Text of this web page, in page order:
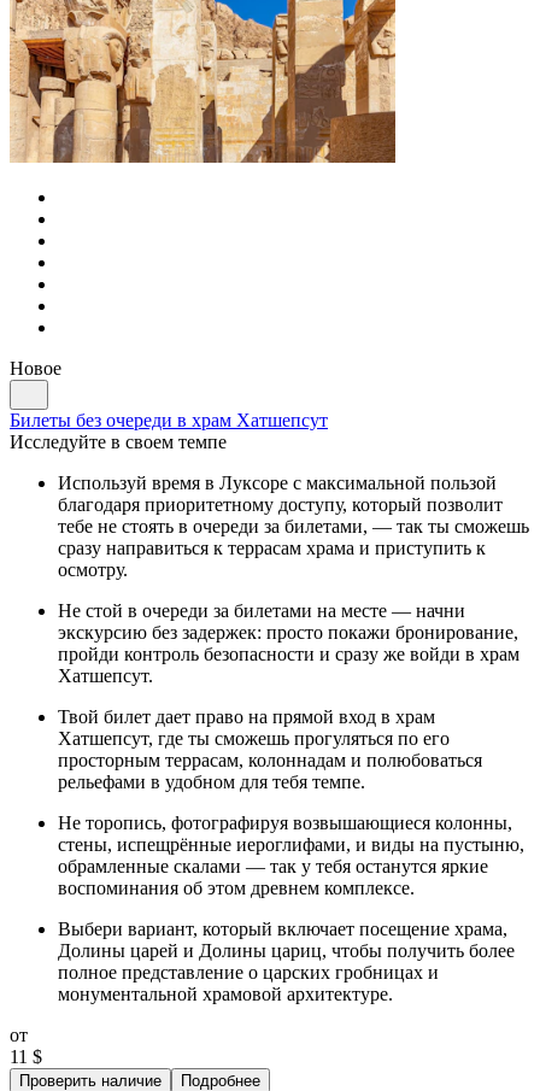
Новое
Билеты без очереди в храм Хатшепсут
Исследуйте в своем темпе
Используй время в Луксоре с максимальной пользой
благодаря приоритетному доступу, который позволит
тебе не стоять в очереди за билетами, — так ты сможешь
сразу направиться к террасам храма и приступить к
осмотру.
Не стой в очереди за билетами на месте — начни
экскурсию без задержек: просто покажи бронирование,
пройди контроль безопасности и сразу же войди в храм
Хатшепсут.
Твой билет дает право на прямой вход в храм
Хатшепсут, где ты сможешь прогуляться по его
просторным террасам, колоннадам и полюбоваться
рельефами в удобном для тебя темпе.
Не торопись, фотографируя возвышающиеся колонны,
стены, испещрённые иероглифами, и виды на пустыню,
обрамленные скалами — так у тебя останутся яркие
воспоминания об этом древнем комплексе.
Выбери вариант, который включает посещение храма,
Долины царей и Долины цариц, чтобы получить более
полное представление о царских гробницах и
монументальной храмовой архитектуре.
от
11 $
Проверить наличие Подробнее